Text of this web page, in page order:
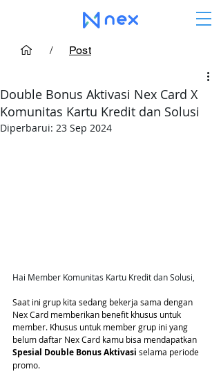
/ Post
Double Bonus Aktivasi Nex Card X
Komunitas Kartu Kredit dan Solusi
Diperbarui: 23 Sep 2024
Hai Member Komunitas Kartu Kredit dan Solusi,
Saat ini grup kita sedang bekerja sama dengan
Nex Card memberikan benefit khusus untuk
member. Khusus untuk member grup ini yang
belum daftar Nex Card kamu bisa mendapatkan
Spesial Double Bonus Aktivasi selama periode
promo.